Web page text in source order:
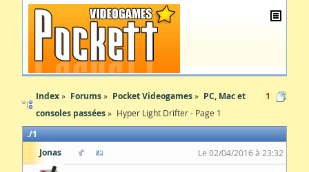
Index Forums Pocket Videogames
PC, Mac et
consoles passées
Hyper Light Drifter - Page 1
1
1
Jonas
Le 02/04/2016 à 23:32